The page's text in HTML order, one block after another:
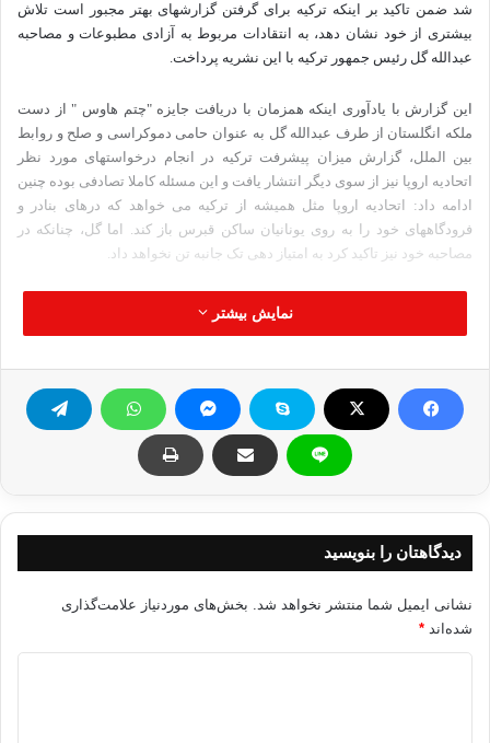
شد ضمن تاکید بر اینکه ترکیه برای گرفتن گزارشهای بهتر مجبور است تلاش
بیشتری از خود نشان دهد، به انتقادات مربوط به آزادی مطبوعات و مصاحبه
عبدالله گل رئیس جمهور ترکیه با این نشریه پرداخت.
این گزارش با یادآوری اینکه همزمان با دریافت جایزه "چتم هاوس " از دست
ملکه انگلستان از طرف عبدالله گل به عنوان حامی دموکراسی و صلح و روابط
بین الملل، گزارش میزان پیشرفت ترکیه در انجام درخواستهای مورد نظر
اتحادیه اروپا نیز از سوی دیگر انتشار یافت و این مسئله کاملا تصادفی بوده چنین
ادامه داد: اتحادیه اروپا مثل همیشه از ترکیه می خواهد که درهای بنادر و
فرودگاههای خود را به روی یونانیان ساکن قبرس باز کند. اما گل، چنانکه در
مصاحبه خود نیز تاکید کرد به امتیاز دهی تک جانبه تن نخواهد داد.
نشریه اکونومیست سپس با اشاره به اینکه پیشرفتی در روند پیوستن ترکیه به
گل در مصاحبه خود خاطرنشان ساخت که روند اصلاحات مورد نظر اتحادیه اروپا
را همچنان ادامه خواهند داد. وی همچنین تاکید کرد که در زمان رسیدن به حد
لازم ممکن است که از پیوستن به اتحادیه اروپا منصرف گردند.
منبع: ديپلماسي ايران
نمایش بیشتر
دیدگاهتان را بنویسید
نشانی ایمیل شما منتشر نخواهد شد. بخش‌های موردنیاز علامت‌گذاری
شده‌اند *